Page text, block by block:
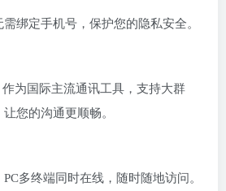
需绑定手机号，保护您的隐私安全。
作为国际主流通讯工具，支持大群
您的沟通更顺畅。
多终端同时在线，随时随地访问。